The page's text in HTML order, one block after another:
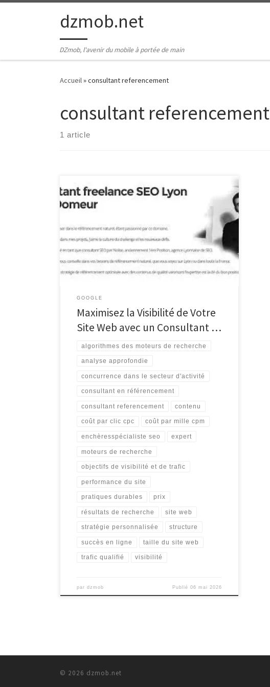
Passer au contenudzmob.net
DZmob, l'avenir du mobile à portée de main
Accueil»consultant referencement
consultant referencement
1 article
Consultant en Référencement : Maximisez la Visibilité
de Votre Site Web Consultant en Référencement :
référencement est un élément crucial pour toute
entreprise cherchant à se démarquer en ligne. Avec
des millions de sites web en concurrence pour
l’attention des utilisateurs, il […]
GOOGLE
Maximisez la Visibilité de Votre
Site Web avec un Consultant …
algorithmes des moteurs de recherche
analyse approfondie
concurrence dans le secteur d'activité
consultant en référencement
consultant referencement contenu
coût par clic cpc coût par mille cpm
enchèresspécialiste seo expert
moteurs de recherche
objectifs de visibilité et de trafic
performance du site
pratiques durables prix
résultats de recherche site web
stratégie personnalisée structure
succès en ligne taille du site web
trafic qualifié visibilité
pardzmob Publié 06 mai 2026
© 2026 dzmob.net